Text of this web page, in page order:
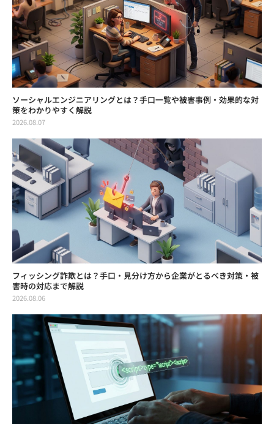
ソーシャルエンジニアリングとは？手口一覧や被害事例・効果的な対
策をわかりやすく解説
2026.08.07
フィッシング詐欺とは？手口・見分け方から企業がとるべき対策・被
害時の対応まで解説
2026.08.06